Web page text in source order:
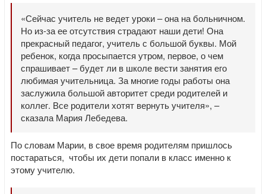
«Сейчас учитель не ведет уроки – она на больничном.
Но из-за ее отсутствия страдают наши дети! Она
прекрасный педагог, учитель с большой буквы. Мой
ребенок, когда просыпается утром, первое, о чем
спрашивает – будет ли в школе вести занятия его
любимая учительница. За многие годы работы она
заслужила большой авторитет среди родителей и
коллег. Все родители хотят вернуть учителя», –
сказала Мария Лебедева.
По словам Марии, в свое время родителям пришлось
постараться, чтобы их дети попали в класс именно к
этому учителю.